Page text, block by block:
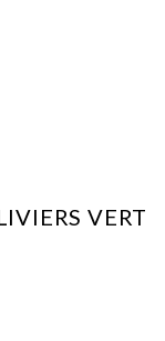
VERT